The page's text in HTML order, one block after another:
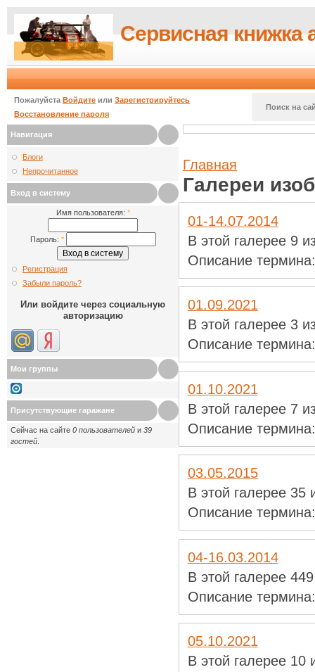
Сервисная книжка
Пожалуйста Войдите или Зарегистрируйтесь
Восстановление пароля
Поиск на
Навигация
Блоги
Непрочитанное
Вход в систему
Имя пользователя: *
Пароль: *
Регистрация
Забыли пароль?
Или войдите через социальную
авторизацию
Мои группы
Присутствующие гаражане
Сейчас на сайте 0 пользователей и 39
гостей
Главная
Галереи
01-14.07.2014
В этой галерее 9
Описание термина:
01.09.2021
В этой галерее 3
Описание термина:
01.10.2021
В этой галерее 7
Описание термина:
03.05.2015
В этой галерее 35
Описание термина:
04-16.03.2014
В этой галерее
Описание термина:
05.10.2021
В этой галерее 10